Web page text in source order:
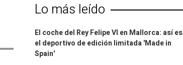
Lo más leído
El coche del Rey Felipe VI en Mallorca: así es
el deportivo de edición limitada 'Made in
Spain'